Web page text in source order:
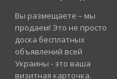
Вы размещаете – мы
продаем! Это не просто
доска бесплатных
объявлений всей
Украины - это ваша
визитная карточка.